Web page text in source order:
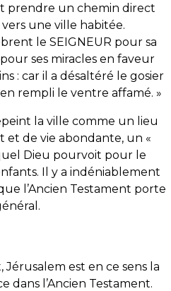
prendre un chemin direct
une ville habitée.
le SEIGNEUR pour sa
ses miracles en faveur
: car il a désaltéré le gosier
rempli le ventre affamé. »
la ville comme un lieu
et de vie abondante, un «
Dieu pourvoit pour le
Il y a indéniablement
l’Ancien Testament porte
Jérusalem est en ce sens la
dans l’Ancien Testament.